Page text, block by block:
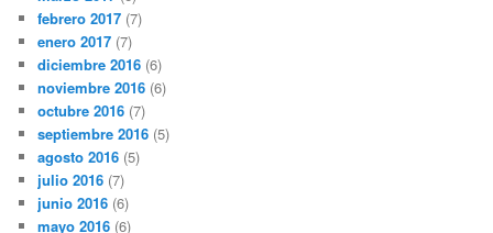
febrero 2017 (7)
enero 2017 (7)
diciembre 2016 (6)
noviembre 2016 (6)
octubre 2016 (7)
septiembre 2016 (5)
agosto 2016 (5)
julio 2016 (7)
junio 2016 (6)
mayo 2016 (6)